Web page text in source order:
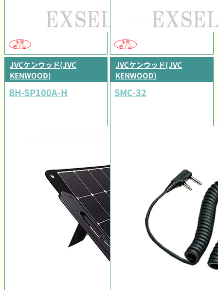
生産
終了品
生産
終了品
JVCケンウッド(JVC
KENWOOD)
BH-SP100A-H
JVCケンウッド(JVC
KENWOOD)
SMC-32